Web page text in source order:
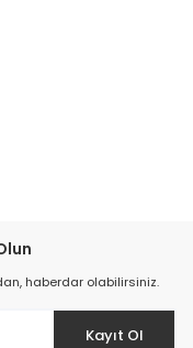
haberdar olabilirsiniz.
Kayıt Ol